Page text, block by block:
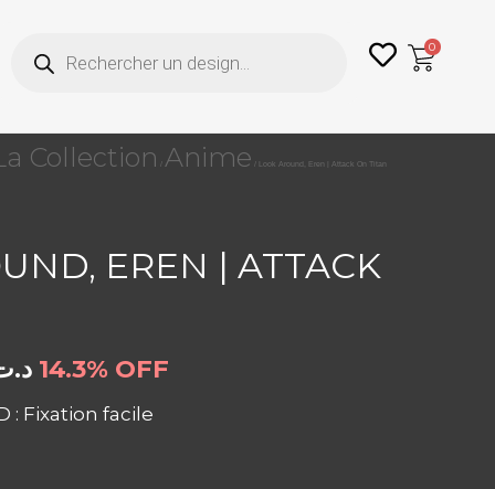
de
0
Collection / Anime / Look Around, Eren | Attack On Titan
EREN | ATTACK
14.3% OFF
: Fixation facile